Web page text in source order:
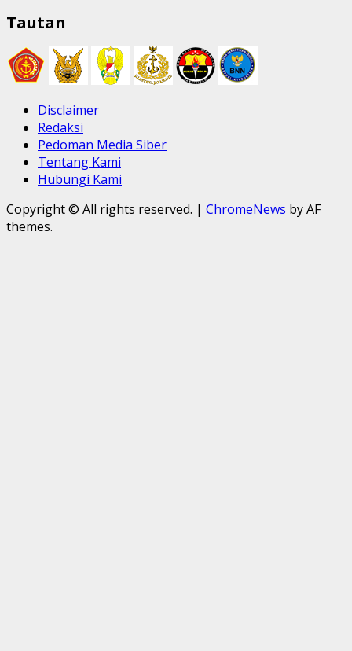
Tautan
Disclaimer
Redaksi
Pedoman Media Siber
Tentang Kami
Hubungi Kami
Copyright © All rights reserved. | ChromeNews by AF
themes.